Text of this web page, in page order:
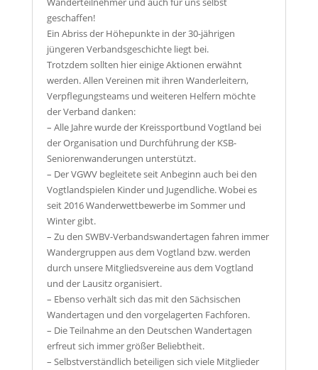
geschaffen!
Ein Abriss der Höhepunkte in der 30-jährigen
jüngeren Verbandsgeschichte liegt bei.
Trotzdem sollten hier einige Aktionen erwähnt
werden. Allen Vereinen mit ihren Wanderleitern,
Verpflegungsteams und weiteren Helfern möchte
der Verband danken:
– Alle Jahre wurde der Kreissportbund Vogtland bei
der Organisation und Durchführung der KSB-
Seniorenwanderungen unterstützt.
– Der VGWV begleitete seit Anbeginn auch bei den
Vogtlandspielen Kinder und Jugendliche. Wobei es
seit 2016 Wanderwettbewerbe im Sommer und
Winter gibt.
– Zu den SWBV-Verbandswandertagen fahren immer
Wandergruppen aus dem Vogtland bzw. werden
durch unsere Mitgliedsvereine aus dem Vogtland
und der Lausitz organisiert.
– Ebenso verhält sich das mit den Sächsischen
Wandertagen und den vorgelagerten Fachforen.
– Die Teilnahme an den Deutschen Wandertagen
erfreut sich immer größer Beliebtheit.
– Selbstverständlich beteiligen sich viele Mitglieder